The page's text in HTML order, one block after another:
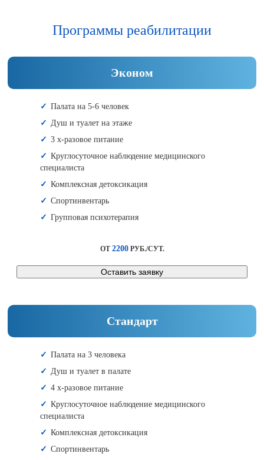
Программы реабилитации
Эконом
Палата на 5-6 человек
Душ и туалет на этаже
3 х-разовое питание
Круглосуточное наблюдение медицинского
специалиста
Комплексная детоксикация
Спортинвентарь
Групповая психотерапия
ОТ 2200РУБ./СУТ.
Оставить заявку
Стандарт
Палата на 3 человека
Душ и туалет в палате
4 х-разовое питание
Круглосуточное наблюдение медицинского
специалиста
Комплексная детоксикация
Спортинвентарь